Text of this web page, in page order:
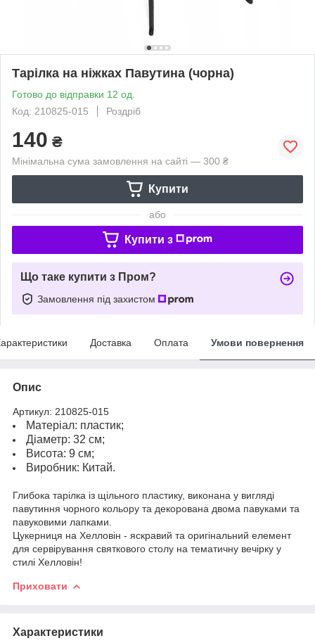
Тарілка на ніжках Павутина (чорна)
Готово до відправки 12 од.
Код: 210825-015
Роздріб
140 ₴
Мінімальна сума замовлення на сайті — 300 ₴
Купити
або
Купити з
Що таке купити з Пром?
Замовлення під захистом
Доставка Оплата Умови повернення
Опис
Артикул: 210825-015
Матеріал: пластик;
Діаметр: 32 см;
Висота: 9 см;
Виробник: Китай.
Глибока тарілка із щільного пластику, виконана у вигляді
павутиння чорного кольору та декорована двома павуками та
павуковими лапками.
Цукерниця на Хелловін - яскравий та оригінальний елемент
для сервірування святкового столу на тематичну вечірку у
стилі Хелловін!
Приховати
Характеристики